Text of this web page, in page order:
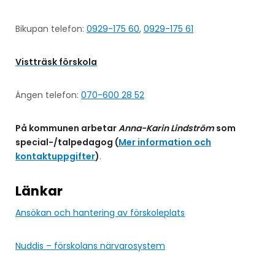
Bikupan telefon: 0929-175 60, 0929-175 61
Vistträsk förskola
Ängen telefon: 070-600 28 52
På kommunen arbetarAnna-Karin Lindström som
special-/talpedagog (Mer information och
kontaktuppgifter).
Länkar
Ansökan och hantering av förskoleplats
Nuddis – förskolans närvarosystem